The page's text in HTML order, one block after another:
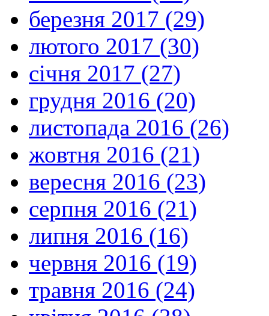
березня 2017 (29)
лютого 2017 (30)
січня 2017 (27)
грудня 2016 (20)
листопада 2016 (26)
жовтня 2016 (21)
вересня 2016 (23)
серпня 2016 (21)
липня 2016 (16)
червня 2016 (19)
травня 2016 (24)